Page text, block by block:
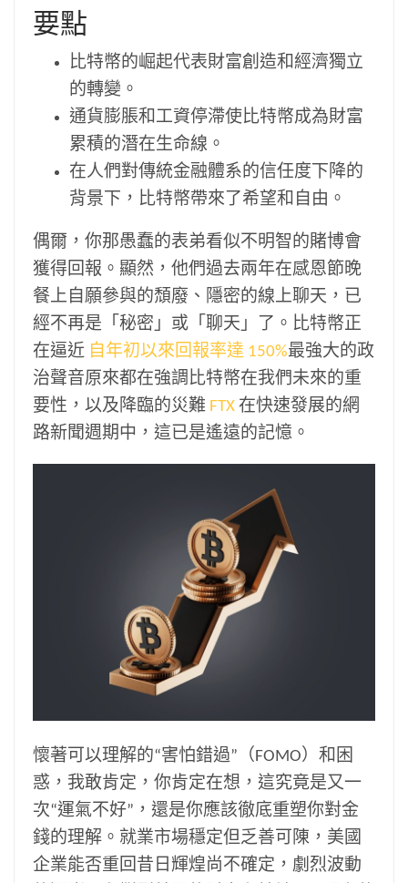
要點
比特幣的崛起代表財富創造和經濟獨立
的轉變。
通貨膨脹和工資停滯使比特幣成為財富
累積的潛在生命線。
在人們對傳統金融體系的信任度下降的
背景下，比特幣帶來了希望和自由。
偶爾，你那愚蠢的表弟看似不明智的賭博會
獲得回報。顯然，他們過去兩年在感恩節晚
餐上自願參與的頹廢、隱密的線上聊天，已
經不再是「秘密」或「聊天」了。比特幣正
在逼近 自年初以來回報率達 150%最強大的政
治聲音原來都在強調比特幣在我們未來的重
要性，以及降臨的災難 FTX 在快速發展的網
路新聞週期中，這已是遙遠的記憶。
懷著可以理解的“害怕錯過”（FOMO）和困
惑，我敢肯定，你肯定在想，這究竟是又一
次“運氣不好”，還是你應該徹底重塑你對金
錢的理解。就業市場穩定但乏善可陳，美國
企業能否重回昔日輝煌尚不確定，劇烈波動